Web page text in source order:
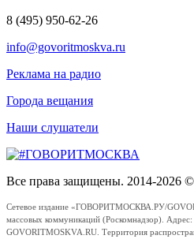
8 (495) 950-62-26
info@govoritmoskva.ru
Реклама на радио
Города вещания
Наши слушатели
Все права защищены. 2014-2026
Сетевое издание «ГОВОРИТМОСКВА.РУ/
массовых коммуникаций (Роскомнадзор).
GOVORITMOSKVA.RU. Территория